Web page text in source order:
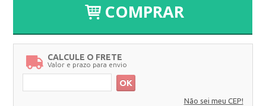
COMPRAR
CALCULE O FRETE
Valor e prazo para envio
OK
Não sei meu CEP!